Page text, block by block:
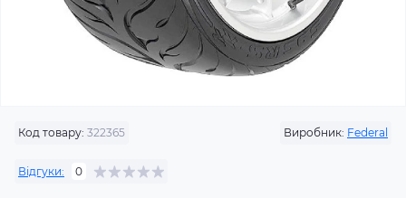
Код товару: 322365 Виробник: Federal
Відгуки: 0